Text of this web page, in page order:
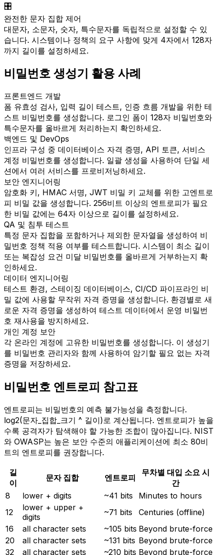
🎛️
완전한 문자 집합 제어
대문자, 소문자, 숫자, 특수문자를 독립적으로 설정할 수 있
습니다. 시스템이나 정책의 요구 사항에 맞게 4자에서 128자
까지 길이를 설정하세요.
비밀번호 생성기 활용 사례
프론트엔드 개발
폼 유효성 검사, 입력 길이 테스트, 인증 흐름 개발을 위한 테
스트 비밀번호를 생성합니다. 로그인 폼이 128자 비밀번호와
특수문자를 올바르게 처리하는지 확인하세요.
백엔드 및 DevOps
인프라 구성 중 데이터베이스 자격 증명, API 토큰, 서비스
계정 비밀번호를 생성합니다. 일괄 생성을 사용하여 단일 세
션에서 여러 서비스를 프로비저닝하세요.
보안 엔지니어링
암호화 키, HMAC 서명, JWT 비밀 키 교체를 위한 고엔트로
피 비밀 값을 생성합니다. 256비트 이상의 엔트로피가 필요
한 비밀 값에는 64자 이상으로 길이를 설정하세요.
QA 및 침투 테스트
특정 문자 집합을 포함하거나 제외한 문자열을 생성하여 비
밀번호 정책 적용 여부를 테스트합니다. 시스템이 최소 길이
또는 복잡성 요건 미달 비밀번호를 올바르게 거부하는지 확
인하세요.
데이터 엔지니어링
테스트 환경, 스테이징 데이터베이스, CI/CD 파이프라인 비
밀 값에 사용할 무작위 자격 증명을 생성합니다. 환경별로 새
로운 자격 증명을 생성하여 테스트 데이터에서 운영 비밀번
호 재사용을 방지하세요.
개인 계정 보안
각 온라인 계정에 고유한 비밀번호를 생성합니다. 이 생성기
를 비밀번호 관리자와 함께 사용하여 암기할 필요 없는 자격
증명을 저장하세요.
비밀번호 엔트로피 참고표
엔트로피는 비밀번호의 예측 불가능성을 측정합니다.
log2(문자_집합_크기 ^ 길이)로 계산됩니다. 엔트로피가 높을
수록 공격자가 탐색해야 할 가능한 조합이 많아집니다. NIST
와 OWASP는 높은 보안 수준의 애플리케이션에 최소 80비
트의 엔트로피를 권장합니다.
길
이
문자 집합 엔트로피
무차별 대입 소요 시
간
8
lower + digits ~41 bits
Minutes to hours
12
lower + upper +
digits
~71 bits
Centuries (offline)
16
all character sets ~105 bits Beyond brute-force
20
all character sets ~131 bits Beyond brute-force
32
all character sets ~210 bits Beyond brute-force